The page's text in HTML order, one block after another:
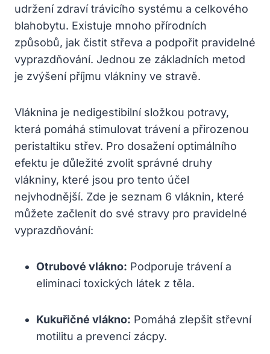
udržení zdraví trávicího systému a celkového
blahobytu. Existuje mnoho přírodních
způsobů, jak čistit střeva a podpořit pravidelné
vyprazdňování. Jednou ze základních metod
je zvýšení příjmu vlákniny ve stravě.
Vláknina je nedigestibilní složkou potravy,
která pomáhá stimulovat trávení a přirozenou
peristaltiku střev. Pro dosažení optimálního
efektu je důležité zvolit správné druhy
vlákniny, které jsou pro tento účel
nejvhodnější. Zde je seznam 6 vláknin, které
můžete začlenit do své stravy pro pravidelné
vyprazdňování:
Otrubové vlákno: Podporuje trávení a
eliminaci toxických látek z těla.
Kukuřičné vlákno: Pomáhá zlepšit střevní
motilitu a prevenci zácpy.